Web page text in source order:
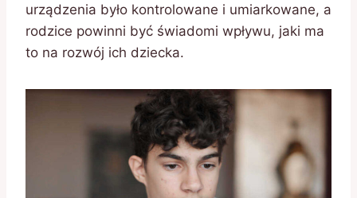
urządzenia było kontrolowane i umiarkowane, a
rodzice powinni być świadomi wpływu, jaki ma
to na rozwój ich dziecka.